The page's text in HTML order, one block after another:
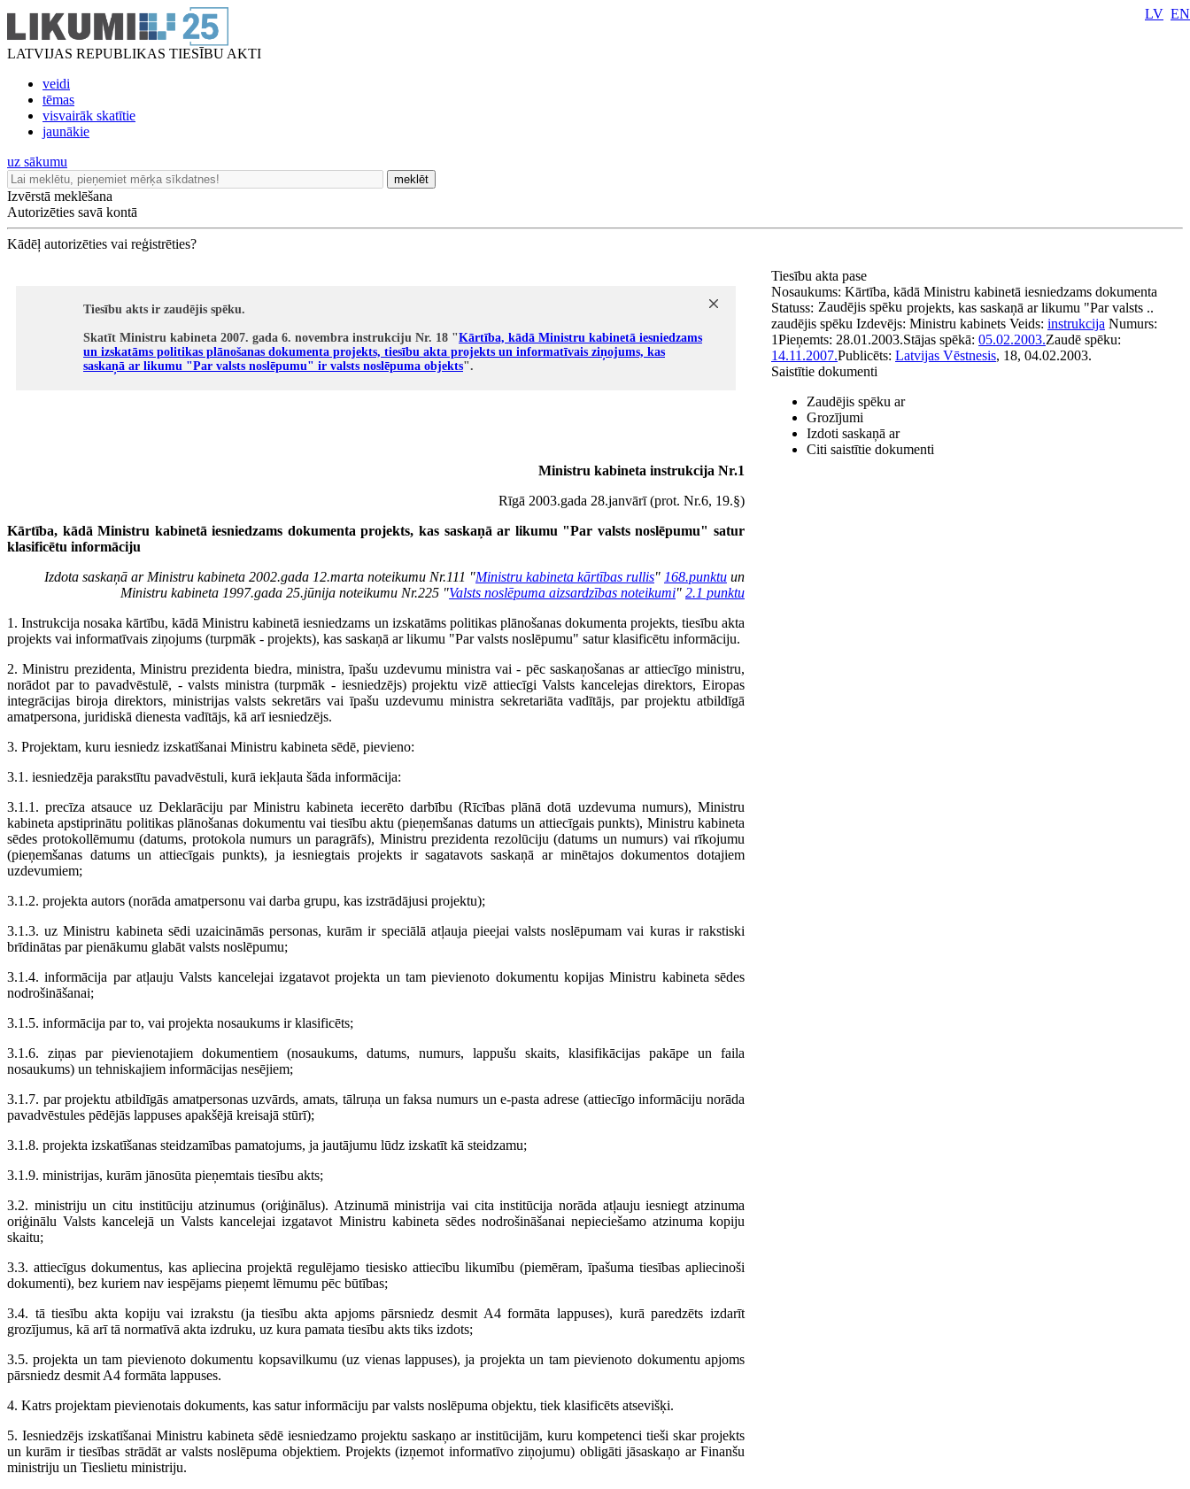
LATVIJAS REPUBLIKAS TIESĪBU AKTI
veidi
tēmas
visvairāk skatītie
jaunākie
LV EN
uz sākumu
meklēt
Izvērstā meklēšana
Autorizēties savā kontā
Kādēļ autorizēties vai reģistrēties?
Tiesību akts ir zaudējis spēku.
Skatīt Ministru kabineta 2007. gada 6. novembra instrukciju Nr. 18 "Kārtība, kādā Ministru kabinetā iesniedzams
un izskatāms politikas plānošanas dokumenta projekts, tiesību akta projekts un informatīvais ziņojums, kas
saskaņā ar likumu "Par valsts noslēpumu" ir valsts noslēpuma objekts".
Ministru kabineta instrukcija Nr.1
Rīgā 2003.gada 28.janvārī (prot. Nr.6, 19.§)
Kārtība, kādā Ministru kabinetā iesniedzams dokumenta projekts, kas saskaņā ar likumu "Par valsts noslēpumu" satur
klasificētu informāciju
Izdota saskaņā ar Ministru kabineta 2002.gada 12.marta noteikumu Nr.111 "Ministru kabineta kārtības rullis" 168.punktu un
Ministru kabineta 1997.gada 25.jūnija noteikumu Nr.225 "Valsts noslēpuma aizsardzības noteikumi" 2.1 punktu
1. Instrukcija nosaka kārtību, kādā Ministru kabinetā iesniedzams un izskatāms politikas plānošanas dokumenta projekts, tiesību akta
projekts vai informatīvais ziņojums (turpmāk - projekts), kas saskaņā ar likumu "Par valsts noslēpumu" satur klasificētu informāciju.
2. Ministru prezidenta, Ministru prezidenta biedra, ministra, īpašu uzdevumu ministra vai - pēc saskaņošanas ar attiecīgo ministru,
norādot par to pavadvēstulē, - valsts ministra (turpmāk - iesniedzējs) projektu vizē attiecīgi Valsts kancelejas direktors, Eiropas
integrācijas biroja direktors, ministrijas valsts sekretārs vai īpašu uzdevumu ministra sekretariāta vadītājs, par projektu atbildīgā
amatpersona, juridiskā dienesta vadītājs, kā arī iesniedzējs.
3. Projektam, kuru iesniedz izskatīšanai Ministru kabineta sēdē, pievieno:
3.1. iesniedzēja parakstītu pavadvēstuli, kurā iekļauta šāda informācija:
3.1.1. precīza atsauce uz Deklarāciju par Ministru kabineta iecerēto darbību (Rīcības plānā dotā uzdevuma numurs), Ministru
kabineta apstiprinātu politikas plānošanas dokumentu vai tiesību aktu (pieņemšanas datums un attiecīgais punkts), Ministru kabineta
sēdes protokollēmumu (datums, protokola numurs un paragrāfs), Ministru prezidenta rezolūciju (datums un numurs) vai rīkojumu
(pieņemšanas datums un attiecīgais punkts), ja iesniegtais projekts ir sagatavots saskaņā ar minētajos dokumentos dotajiem
uzdevumiem;
3.1.2. projekta autors (norāda amatpersonu vai darba grupu, kas izstrādājusi projektu);
3.1.3. uz Ministru kabineta sēdi uzaicināmās personas, kurām ir speciālā atļauja pieejai valsts noslēpumam vai kuras ir rakstiski
brīdinātas par pienākumu glabāt valsts noslēpumu;
3.1.4. informācija par atļauju Valsts kancelejai izgatavot projekta un tam pievienoto dokumentu kopijas Ministru kabineta sēdes
nodrošināšanai;
3.1.5. informācija par to, vai projekta nosaukums ir klasificēts;
3.1.6. ziņas par pievienotajiem dokumentiem (nosaukums, datums, numurs, lappušu skaits, klasifikācijas pakāpe un faila
nosaukums) un tehniskajiem informācijas nesējiem;
3.1.7. par projektu atbildīgās amatpersonas uzvārds, amats, tālruņa un faksa numurs un e-pasta adrese (attiecīgo informāciju norāda
pavadvēstules pēdējās lappuses apakšējā kreisajā stūrī);
3.1.8. projekta izskatīšanas steidzamības pamatojums, ja jautājumu lūdz izskatīt kā steidzamu;
3.1.9. ministrijas, kurām jānosūta pieņemtais tiesību akts;
3.2. ministriju un citu institūciju atzinumus (oriģinālus). Atzinumā ministrija vai cita institūcija norāda atļauju iesniegt atzinuma
oriģinālu Valsts kancelejā un Valsts kancelejai izgatavot Ministru kabineta sēdes nodrošināšanai nepieciešamo atzinuma kopiju
skaitu;
3.3. attiecīgus dokumentus, kas apliecina projektā regulējamo tiesisko attiecību likumību (piemēram, īpašuma tiesības apliecinoši
dokumenti), bez kuriem nav iespējams pieņemt lēmumu pēc būtības;
3.4. tā tiesību akta kopiju vai izrakstu (ja tiesību akta apjoms pārsniedz desmit A4 formāta lappuses), kurā paredzēts izdarīt
grozījumus, kā arī tā normatīvā akta izdruku, uz kura pamata tiesību akts tiks izdots;
3.5. projekta un tam pievienoto dokumentu kopsavilkumu (uz vienas lappuses), ja projekta un tam pievienoto dokumentu apjoms
pārsniedz desmit A4 formāta lappuses.
4. Katrs projektam pievienotais dokuments, kas satur informāciju par valsts noslēpuma objektu, tiek klasificēts atsevišķi.
5. Iesniedzējs izskatīšanai Ministru kabineta sēdē iesniedzamo projektu saskaņo ar institūcijām, kuru kompetenci tieši skar projekts
un kurām ir tiesības strādāt ar valsts noslēpuma objektiem. Projekts (izņemot informatīvo ziņojumu) obligāti jāsaskaņo ar Finanšu
ministriju un Tieslietu ministriju.
Tiesību akta pase
Nosaukums: Kārtība, kādā Ministru kabinetā iesniedzams dokumenta
projekts, kas saskaņā ar likumu "Par valsts ..
Statuss: Zaudējis spēku
zaudējis spēku Izdevējs: Ministru kabinets Veids: instrukcija Numurs:
1Pieņemts: 28.01.2003.Stājas spēkā: 05.02.2003.Zaudē spēku:
14.11.2007.Publicēts: Latvijas Vēstnesis, 18, 04.02.2003.
Saistītie dokumenti
Zaudējis spēku ar
Grozījumi
Izdoti saskaņā ar
Citi saistītie dokumenti